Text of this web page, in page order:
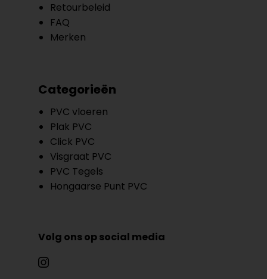
Retourbeleid
FAQ
Merken
Categorieën
PVC vloeren
Plak PVC
Click PVC
Visgraat PVC
PVC Tegels
Hongaarse Punt PVC
Volg ons op social media